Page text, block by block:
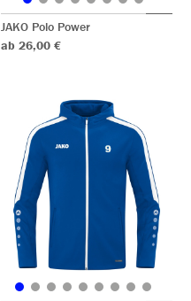
JAKO Polo Power
ab 26,00 €